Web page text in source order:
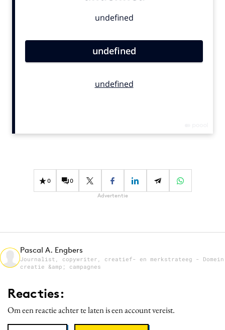
Carriere
Gedragsverandering
Influencer marketing
Media
Merkstrategie
PR
Purpose Marketing
Reputatie & crisis
0 0
Advertentie
Pascal A. Engbers
Journalist, copywriter, creatief- en merkstrateeg - Domein
creatie &amp; campagnes
Reacties:
Om een reactie achter te laten is een account vereist.